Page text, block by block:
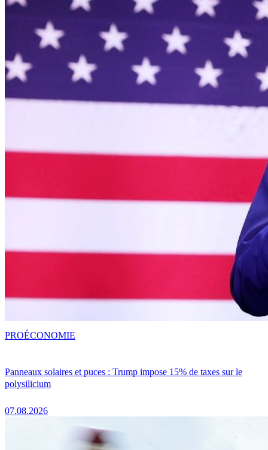
Panneaux solaires et puces : Trump impose 15% de taxes sur le
polysilicium
07.08.2026
PROÉCONOMIE